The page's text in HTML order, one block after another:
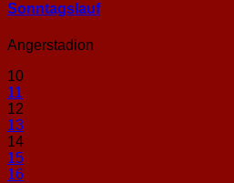
Sonntags­lauf
Angerstadion
10
11
12
13
14
15
16